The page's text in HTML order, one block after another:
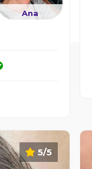
Ana
5/5